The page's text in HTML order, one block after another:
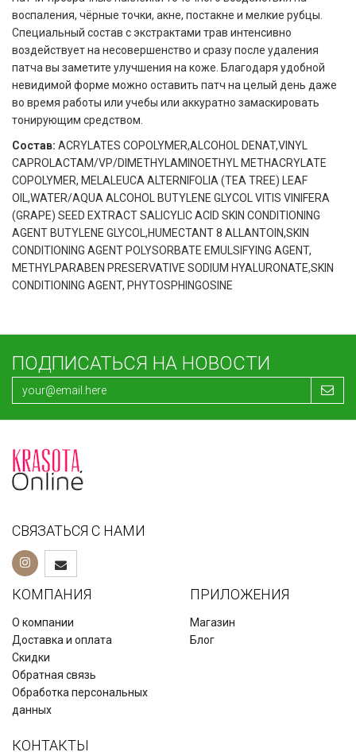
воспаления, чёрные точки, акне, постакне и мелкие рубцы.
Специальный состав с экстрактами трав интенсивно
воздействует на несовершенство и сразу после удаления
патча вы заметите улучшения на коже. Благодаря удобной
невидимой форме можно оставить патч на целый день даже
во время работы или учебы или аккуратно замаскировать
тонирующим средством.
Состав: ACRYLATES COPOLYMER,ALCOHOL DENAT,VINYL
CAPROLACTAM/VP/DIMETHYLAMINOETHYL METHACRYLATE
COPOLYMER, MELALEUCA ALTERNIFOLIA (TEA TREE) LEAF
OIL,WATER/AQUA ALCOHOL BUTYLENE GLYCOL VITIS VINIFERA
(GRAPE) SEED EXTRACT SALICYLIC ACID SKIN CONDITIONING
AGENT BUTYLENE GLYCOL,HUMECTANT 8 ALLANTOIN,SKIN
CONDITIONING AGENT POLYSORBATE EMULSIFYING AGENT,
METHYLPARABEN PRESERVATIVE SODIUM HYALURONATE,SKIN
CONDITIONING AGENT, PHYTOSPHINGOSINE
ПОДПИСАТЬСЯ НА НОВОСТИ
СВЯЗАТЬСЯ С НАМИ
КОМПАНИЯ
О компании
Доставка и оплата
Скидки
Обратная связь
Обработка персональных
данных
ПРИЛОЖЕНИЯ
Магазин
Блог
КОНТАКТЫ